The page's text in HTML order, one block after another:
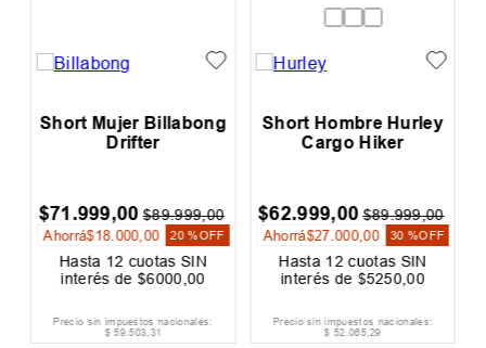
Short Mujer Billabong
Drifter
$71.999,00 $89.999,00
Ahorrá$18.000 ,00 20 %OFF
Hasta 12 cuotas SIN
interés de$6000 ,00
Precio sin impuestos nacionales:
$ 59.503,31
Short Hombre Hurley
Cargo Hiker
$62.999,00 $89.999,00
Ahorrá$27 .000,00 30 %OFF
Hasta12 cuotas SIN
interés de$5250 ,00
Precio sin impuestos nacionales:
$ 52.065,29